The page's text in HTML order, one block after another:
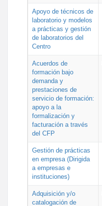
Apoyo de técnicos de
laboratorio y modelos
a prácticas y gestión
de laboratorios del
Centro
Acuerdos de
formación bajo
demanda y
prestaciones de
servicio de formación:
apoyo a la
formalización y
facturación a través
del CFP
Gestión de prácticas
en empresa (Dirigida
a empresas e
instituciones)
Adquisición y/o
catalogación de